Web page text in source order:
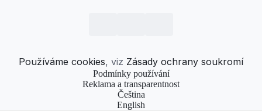
Používáme cookies, viz Zásady ochrany soukromí
Podmínky používání
Reklama a transparentnost
Čeština
English